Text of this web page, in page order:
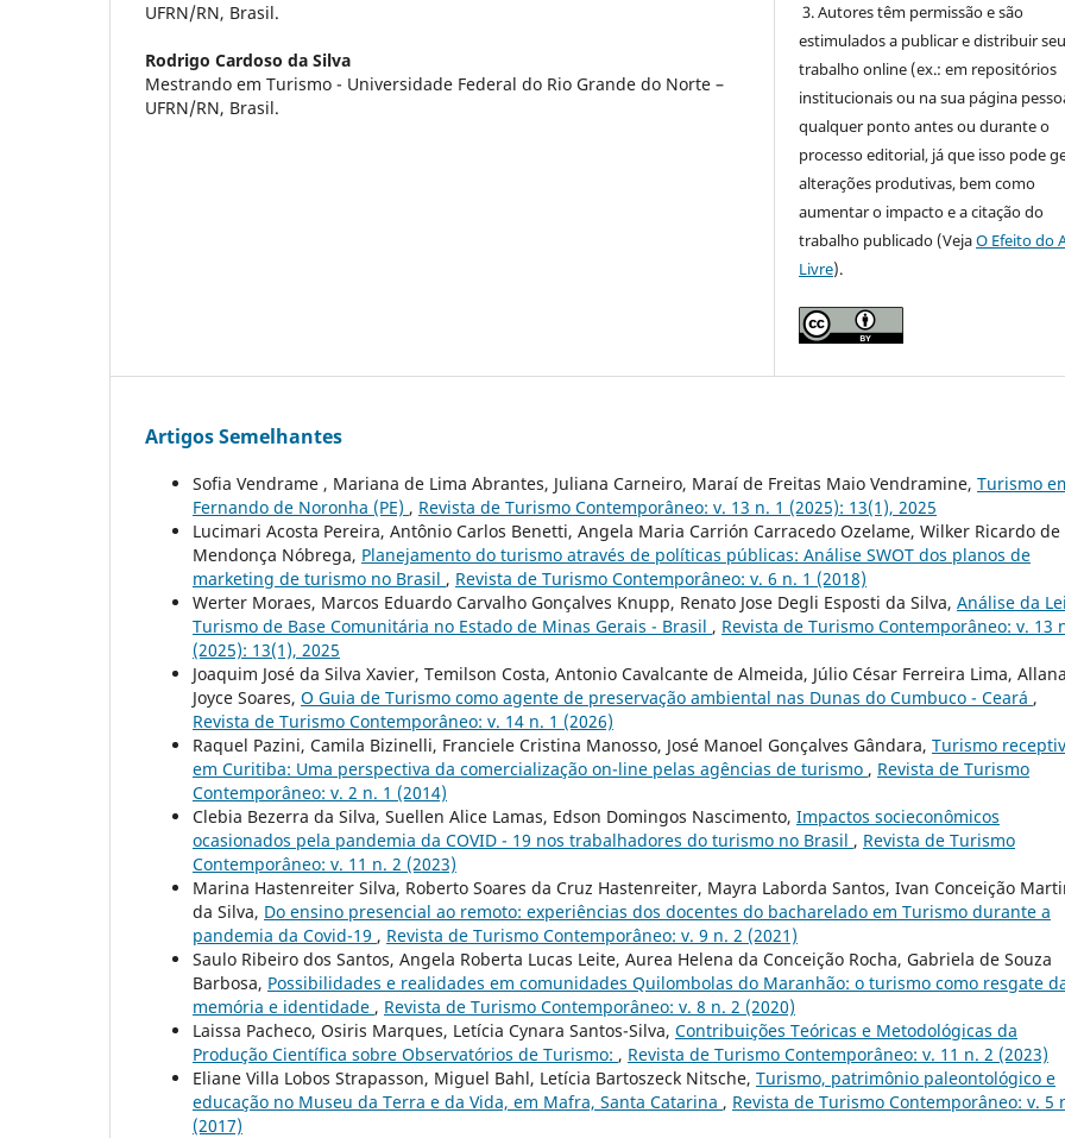
UFRN/RN, Brasil.
Rodrigo Cardoso da Silva
Mestrando em Turismo - Universidade Federal do Rio Grande do Norte –
UFRN/RN, Brasil.
3. Autores têm permissão e são
estimulados a publicar e distribuir seu
trabalho online (ex.: em repositórios
institucionais ou na sua página
qualquer ponto antes ou durante o
processo editorial, já que isso pode
alterações produtivas, bem como
aumentar o impacto e a citação do
trabalho publicado (VejaO Efeito do
Livre).
Artigos Semelhantes
Sofia Vendrame , Mariana de Lima Abrantes, Juliana Carneiro, Maraí de Freitas Maio Vendramine, Turismo
Fernando de Noronha (PE) , Revista de Turismo Contemporâneo: v. 13 n. 1 (2025): 13(1), 2025
Lucimari Acosta Pereira, Antônio Carlos Benetti, Angela Maria Carrión Carracedo Ozelame, Wilker Ricardo de
Mendonça Nóbrega, Planejamento do turismo através de políticas públicas: Análise SWOT dos planos de
marketing de turismo no Brasil , Revista de Turismo Contemporâneo: v. 6 n. 1 (2018)
Werter Moraes, Marcos Eduardo Carvalho Gonçalves Knupp, Renato Jose Degli Esposti da Silva, Análise da
Turismo de Base Comunitária no Estado de Minas Gerais - Brasil , Revista de Turismo Contemporâneo: v. 13
(2025): 13(1), 2025
Joaquim José da Silva Xavier, Temilson Costa, Antonio Cavalcante de Almeida, Júlio César Ferreira Lima, Allana
Joyce Soares, O Guia de Turismo como agente de preservação ambiental nas Dunas do Cumbuco - Ceará ,
Revista de Turismo Contemporâneo: v. 14 n. 1 (2026)
Raquel Pazini, Camila Bizinelli, Franciele Cristina Manosso, José Manoel Gonçalves Gândara, Turismo
em Curitiba: Uma perspectiva da comercialização on-line pelas agências de turismo , Revista de Turismo
Contemporâneo: v. 2 n. 1 (2014)
Clebia Bezerra da Silva, Suellen Alice Lamas, Edson Domingos Nascimento, Impactos socieconômicos
ocasionados pela pandemia da COVID - 19 nos trabalhadores do turismo no Brasil , Revista de Turismo
Contemporâneo: v. 11 n. 2 (2023)
Marina Hastenreiter Silva, Roberto Soares da Cruz Hastenreiter, Mayra Laborda Santos, Ivan Conceição
da Silva, Do ensino presencial ao remoto: experiências dos docentes do bacharelado em Turismo durante a
pandemia da Covid-19 , Revista de Turismo Contemporâneo: v. 9 n. 2 (2021)
Saulo Ribeiro dos Santos, Angela Roberta Lucas Leite, Aurea Helena da Conceição Rocha, Gabriela de Souza
Barbosa, Possibilidades e realidades em comunidades Quilombolas do Maranhão: o turismo como resgate
memória e identidade , Revista de Turismo Contemporâneo: v. 8 n. 2 (2020)
Laissa Pacheco, Osiris Marques, Letícia Cynara Santos-Silva, Contribuições Teóricas e Metodológicas da
Produção Científica sobre Observatórios de Turismo: , Revista de Turismo Contemporâneo: v. 11 n. 2 (2023)
Eliane Villa Lobos Strapasson, Miguel Bahl, Letícia Bartoszeck Nitsche, Turismo, patrimônio paleontológico e
educação no Museu da Terra e da Vida, em Mafra, Santa Catarina , Revista de Turismo Contemporâneo: v. 5
(2017)